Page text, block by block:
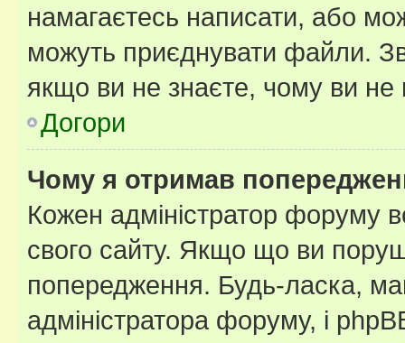
намагаєтесь написати, або
можуть приєднувати файли.
якщо ви не знаєте, чому ви
Догори
Чому я отримав
Кожен адміністратор форуму
свого сайту. Якщо що ви
попередження. Будь-ласка,
адміністратора форуму, і